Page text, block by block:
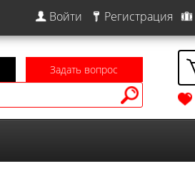
Войти Регистрация
Задать вопрос